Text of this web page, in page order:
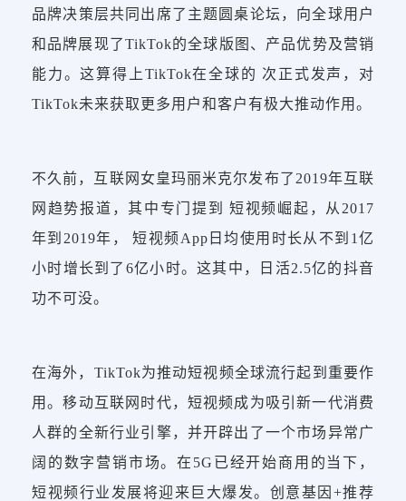
品牌决策层共同出席了主题圆桌论坛，向全球用户
和品牌展现了TikTok的全球版图、产品优势及营销
能力。这算得上TikTok在全球的 次正式发声，对
TikTok未来获取更多用户和客户有极大推动作用。
不久前，互联网女皇玛丽米克尔发布了2019年互联
网趋势报道，其中专门提到 短视频崛起，从2017
年到2019年， 短视频App日均使用时长从不到1亿
小时增长到了6亿小时。这其中，日活2.5亿的抖音
功不可没。
在海外，TikTok为推动短视频全球流行起到重要作
用。移动互联网时代，短视频成为吸引新一代消费
人群的全新行业引擎，并开辟出了一个市场异常广
阔的数字营销市场。在5G已经开始商用的当下，
短视频行业发展将迎来巨大爆发。创意基因+推荐